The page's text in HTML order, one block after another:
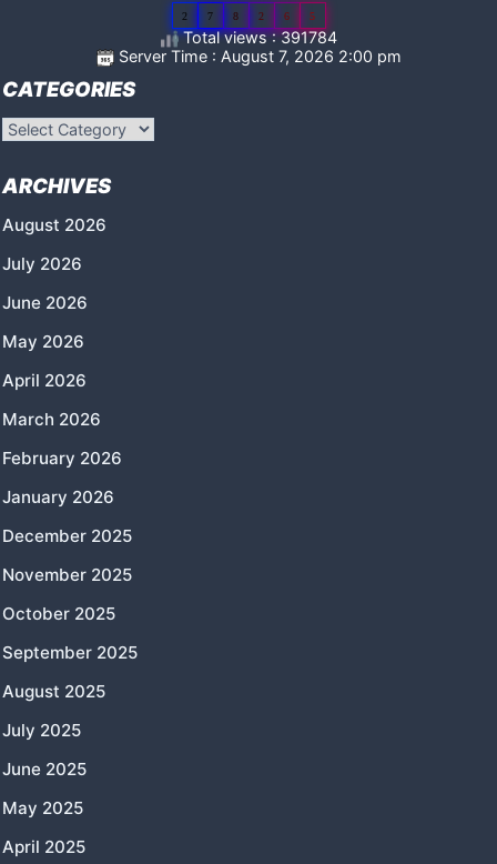
2 7 8 2 6 5
Total views : 391784
Server Time : August 7, 2026 2:00 pm
CATEGORIES
Categories
ARCHIVES
August 2026
July 2026
June 2026
May 2026
April 2026
March 2026
February 2026
January 2026
December 2025
November 2025
October 2025
September 2025
August 2025
July 2025
June 2025
May 2025
April 2025